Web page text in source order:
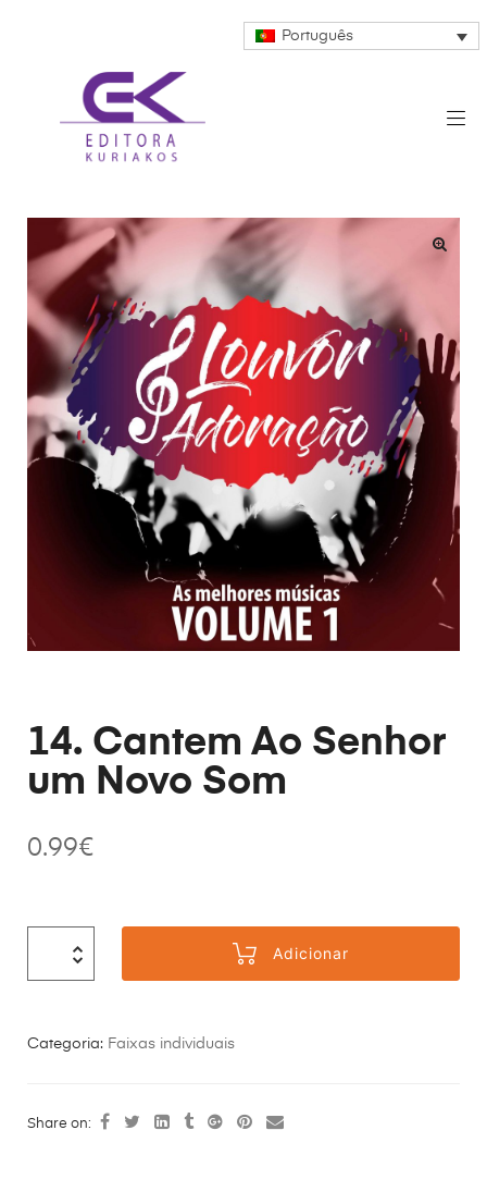
Português
14. Cantem Ao Senhor
um Novo Som
0.99€
Adicionar
Categoria: Faixas individuais
Share on: